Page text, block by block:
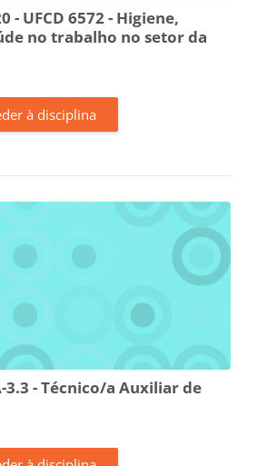
- UFCD 6572 - Higiene,
no trabalho no setor da
à disciplina
3.3 - Técnico/a Auxiliar de